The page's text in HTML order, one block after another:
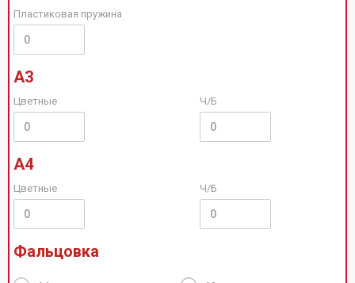
Пластиковая пружина
А3
Цветные Ч/Б
А4
Цветные Ч/Б
Фальцовка